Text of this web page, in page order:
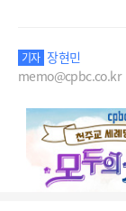
기자 장현민
memo@cpbc.co.kr